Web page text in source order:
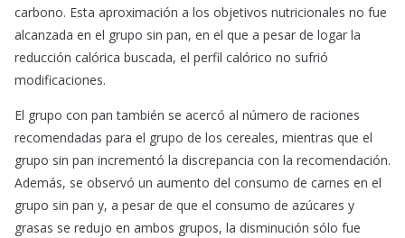
carbono. Esta aproximación a los objetivos nutricionales no fue
alcanzada en el grupo sin pan, en el que a pesar de logar la
reducción calórica buscada, el perfil calórico no sufrió
modificaciones.
El grupo con pan también se acercó al número de raciones
recomendadas para el grupo de los cereales, mientras que el
grupo sin pan incrementó la discrepancia con la recomendación.
Además, se observó un aumento del consumo de carnes en el
grupo sin pan y, a pesar de que el consumo de azúcares y
grasas se redujo en ambos grupos, la disminución sólo fue